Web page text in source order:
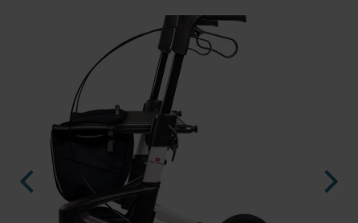
es